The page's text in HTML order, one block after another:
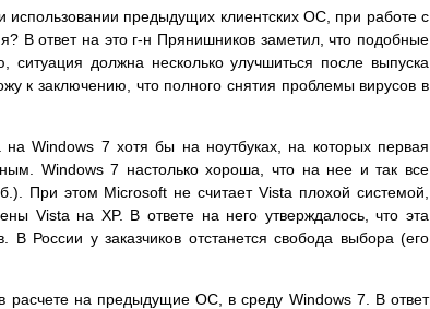
использовании предыдущих клиентских ОС, при работе с
В ответ на это г-н Прянишников заметил, что подобные
должна несколько улучшиться после выпуска
к заключению, что полного снятия проблемы вирусов в
Windows 7 хотя бы на ноутбуках, на которых первая
Windows 7 настолько хороша, что на нее и так все
При этом Microsoft не считает Vista плохой системой,
Vista на XP. В ответе на него утверждалось, что эта
России у заказчиков отстанется свобода выбора (его
расчете на предыдущие ОС, в среду Windows 7. В ответ